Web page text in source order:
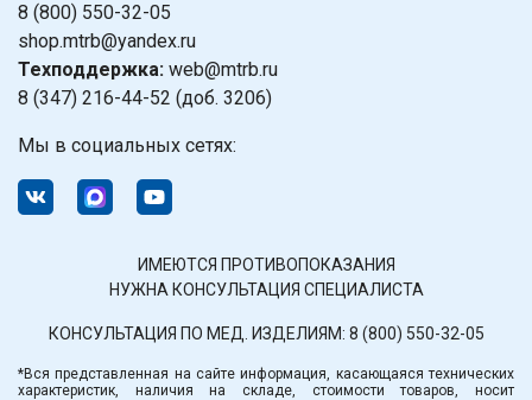
8 (800) 550-32-05
shop.mtrb@yandex.ru
Техподдержка: web@mtrb.ru
8 (347) 216-44-52 (доб. 3206)
Мы в социальных сетях:
ИМЕЮТСЯ ПРОТИВОПОКАЗАНИЯ
НУЖНА КОНСУЛЬТАЦИЯ СПЕЦИАЛИСТА
КОНСУЛЬТАЦИЯ ПО МЕД. ИЗДЕЛИЯМ: 8 (800) 550-32-05
*Вся представленная на сайте информация, касающаяся технических
характеристик, наличия на складе, стоимости товаров, носит